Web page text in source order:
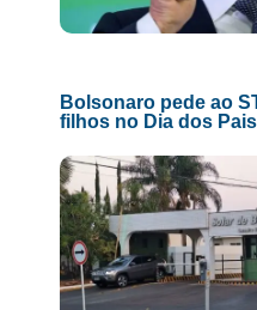
Bolsonaro pede ao
filhos no Dia dos Pais